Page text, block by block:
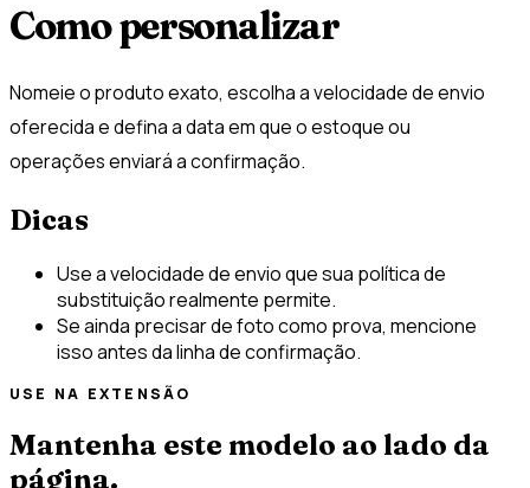
Como personalizar
Nomeie o produto exato, escolha a velocidade de envio
oferecida e defina a data em que o estoque ou
operações enviará a confirmação.
Dicas
Use a velocidade de envio que sua política de
substituição realmente permite.
Se ainda precisar de foto como prova, mencione
isso antes da linha de confirmação.
USE NA EXTENSÃO
Mantenha este modelo ao lado da
página.